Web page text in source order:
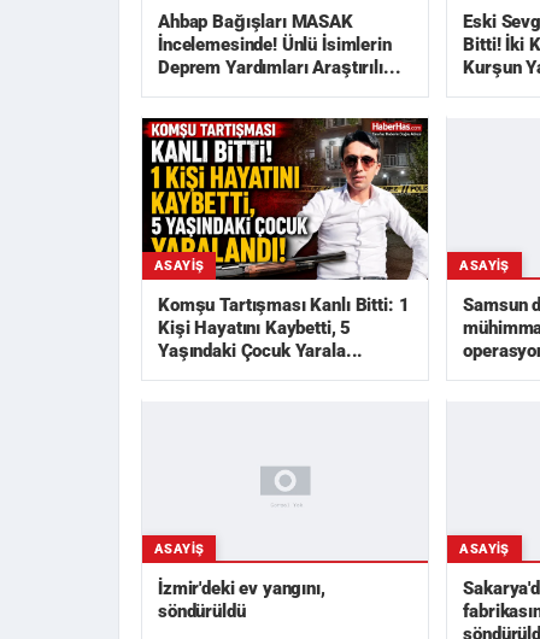
Ahbap Bağışları MASAK
İncelemesinde! Ünlü İsimlerin
Deprem Yardımları Araştırılı...
Eski
Bitti! İki
Kurşun
ASAYIŞ
Komşu Tartışması Kanlı Bitti: 1
Kişi Hayatını Kaybetti, 5
Yaşındaki Çocuk Yarala...
ASAYIŞ
Samsun
ASAYIŞ
İzmir'deki ev yangını,
söndürüldü
ASAYIŞ